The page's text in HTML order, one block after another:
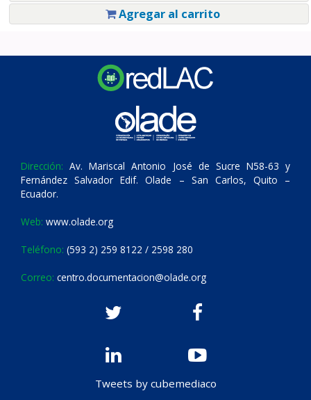
Agregar al carrito
Dirección: Av. Mariscal Antonio José de Sucre N58-63 y
Fernández Salvador Edif. Olade – San Carlos, Quito –
Ecuador.
Web: www.olade.org
Teléfono: (593 2) 259 8122 / 2598 280
Correo: centro.documentacion@olade.org
Tweets by cubemediaco